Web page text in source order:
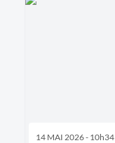
14 MAI 2026 - 10h34